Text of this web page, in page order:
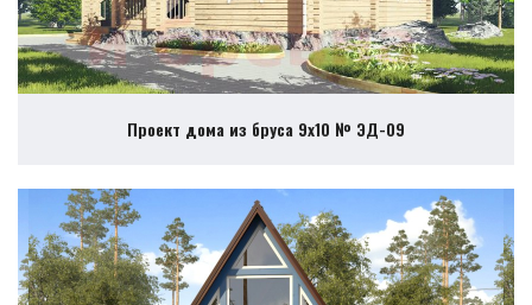
Проект дома из бруса 9х10 № ЭД-09